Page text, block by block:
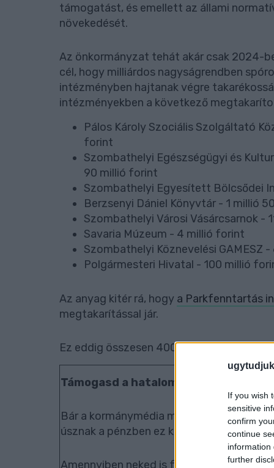
If you wish
sensitive
confirm
continue
information
further
támogatást, és emellett az állami
növekedését.
Az önkormányzat tehát akár csak 2024-
cél, hogy milliárdos nagyságrendben
intézményben hajtanak végre
intézményekben a következő
Pálos Károly Szociális Szolgáltató
forint
Szombathelyi Egészségügyi és
90 millió forint
Szombathelyi Egyesített Bölcsődei
Berzsenyi Dániel Könyvtár - 1 millió
Szombathelyi Városi Vásárcsarnok -
Savaria Múzeum - 4 millió forint
Szombathelyi Köznevelési GAMESZ
Polgármesteri Hivatal - 100 millió
Az anyag kitér rá, hogy a Parkfenntartás
megtakarítással jár.
Ez eddig összesen 400 millió forint
Támogasd a hatalomtól független
Bár a kormánymédia megpróbálja
úsznak a pénzben ez közel sincs így.
Amennyiben neked is fontos, hogy